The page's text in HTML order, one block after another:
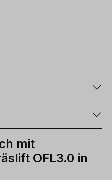
mit
OFL3.0 in